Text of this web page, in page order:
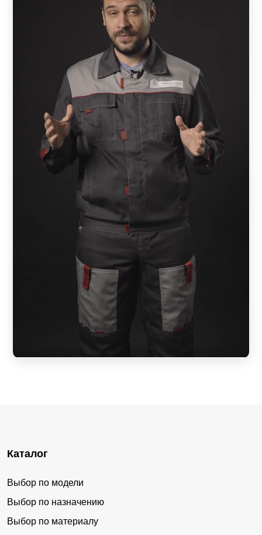
Каталог
Выбор по модели
Выбор по назначению
Выбор по материалу